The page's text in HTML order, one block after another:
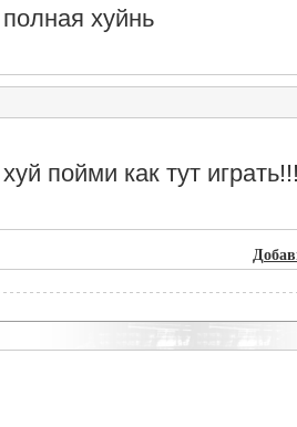
полная хуйнь
хуй пойми как тут